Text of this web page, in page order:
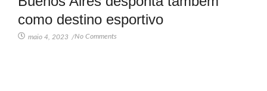
como destino esportivo
maio 4, 2023 /No Comments